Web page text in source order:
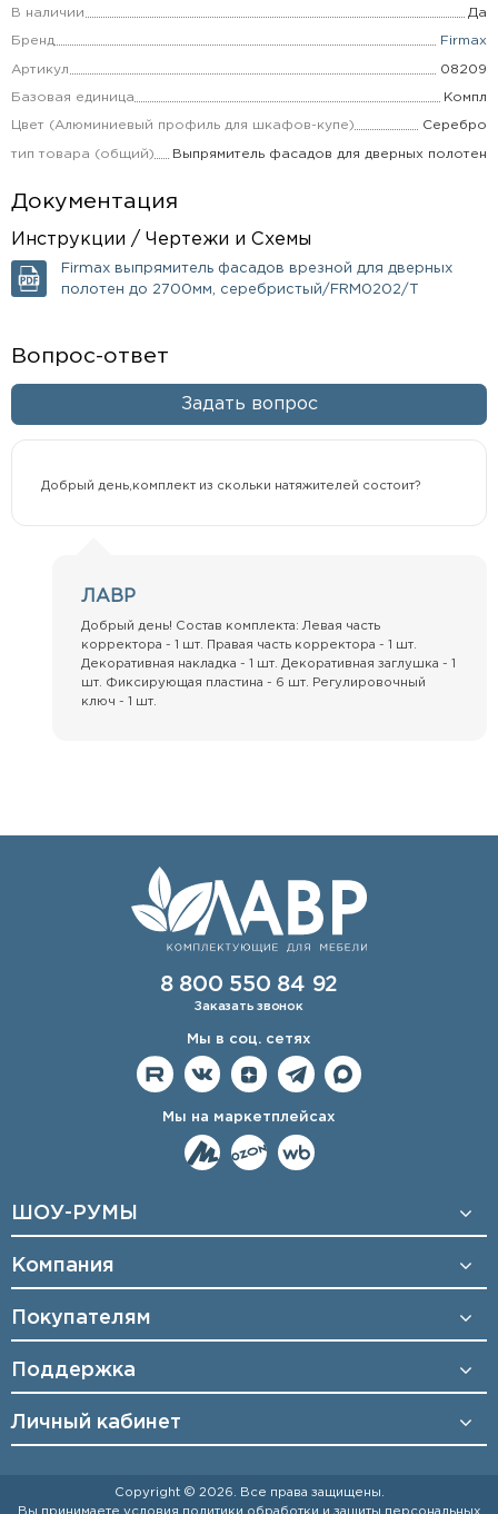
В наличии Да
Бренд Firmax
Артикул 08209
Базовая единица Компл
Цвет (Алюминиевый профиль для шкафов-купе) Серебро
тип товара (общий) Выпрямитель фасадов для дверных полотен
Документация
Инструкции / Чертежи и Схемы
Firmax выпрямитель фасадов врезной для дверных
полотен до 2700мм, серебристый/FRM0202/T
Вопрос-ответ
Задать вопрос
Добрый день,комплект из скольки натяжителей состоит?
ЛАВР
Добрый день! Состав комплекта: Левая часть
корректора - 1 шт. Правая часть корректора - 1 шт.
Декоративная накладка - 1 шт. Декоративная заглушка - 1
шт. Фиксирующая пластина - 6 шт. Регулировочный
ключ - 1 шт.
8 800 550 84 92
Заказать звонок
Мы в соц. сетях
Мы на маркетплейсах
ШОУ-РУМЫ
Компания
Покупателям
Поддержка
Личный кабинет
Copyright © 2026. Все права защищены.